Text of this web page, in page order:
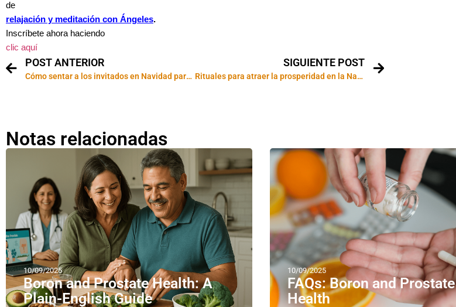
de
relajación y meditación con Ángeles.
Inscríbete ahora haciendo
clic aquí
POST ANTERIOR
Cómo sentar a los invitados en Navidad para que todo salga bien
SIGUIENTE POST
Rituales para atraer la prosperidad en la Navidad
Notas relacionadas
10/09/2025
Boron and Prostate Health: A
Plain-English Guide
10/09/2025
FAQs: Boron and Prostate
Health